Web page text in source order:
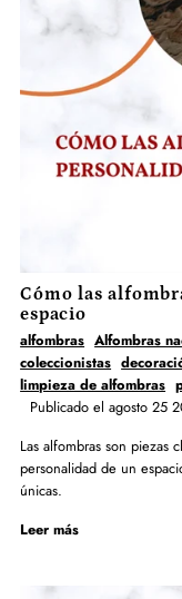
Cómo las
espacio
alfombras Alfombras
coleccionistas
limpieza de alfombras
Publicado el agosto 25
Las alfombras son piezas
personalidad de un
únicas.
Leer más